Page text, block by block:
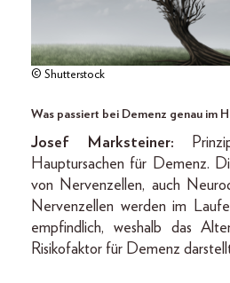
© Shutterstock
Was passiert bei Demenz genau im
Josef Marksteiner:
Hauptursachen für Demenz.
von Nervenzellen, auch
Nervenzellen werden im
empfindlich, weshalb das
Risikofaktor für Demenz